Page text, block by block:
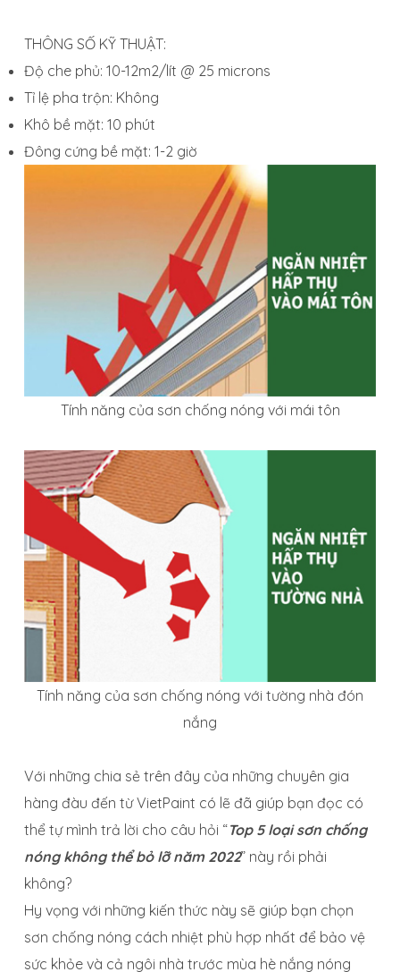
THÔNG SỐ KỸ THUẬT:
Độ che phủ: 10-12m2/lít @ 25 microns
Tỉ lệ pha trộn: Không
Khô bề mặt: 10 phút
Đông cứng bề mặt: 1-2 giờ
Tính năng của sơn chống nóng với mái tôn
Tính năng của sơn chống nóng với tường nhà đón
nắng
Với những chia sẻ trên đây của những chuyên gia
hàng đàu đến từ VietPaint có lẽ đã giúp bạn đọc có
thể tự mình trả lời cho câu hỏi “Top 5 loại sơn chống
nóng không thể bỏ lỡ năm 2022” này rồi phải
không?
Hy vọng với những kiến thức này sẽ giúp bạn chọn
sơn chống nóng cách nhiệt phù hợp nhất để bảo vệ
sức khỏe và cả ngôi nhà trước mùa hè nắng nóng